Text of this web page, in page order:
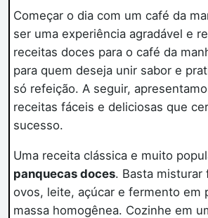
Começar o dia com um café da
ser uma experiência agradável e
receitas doces para o café da
para quem deseja unir sabor e
só refeição. A seguir,
receitas fáceis e deliciosas que
sucesso.
Uma receita clássica e muito
panquecas doces. Basta misturar
ovos, leite, açúcar e fermento em
massa homogênea. Cozinhe em